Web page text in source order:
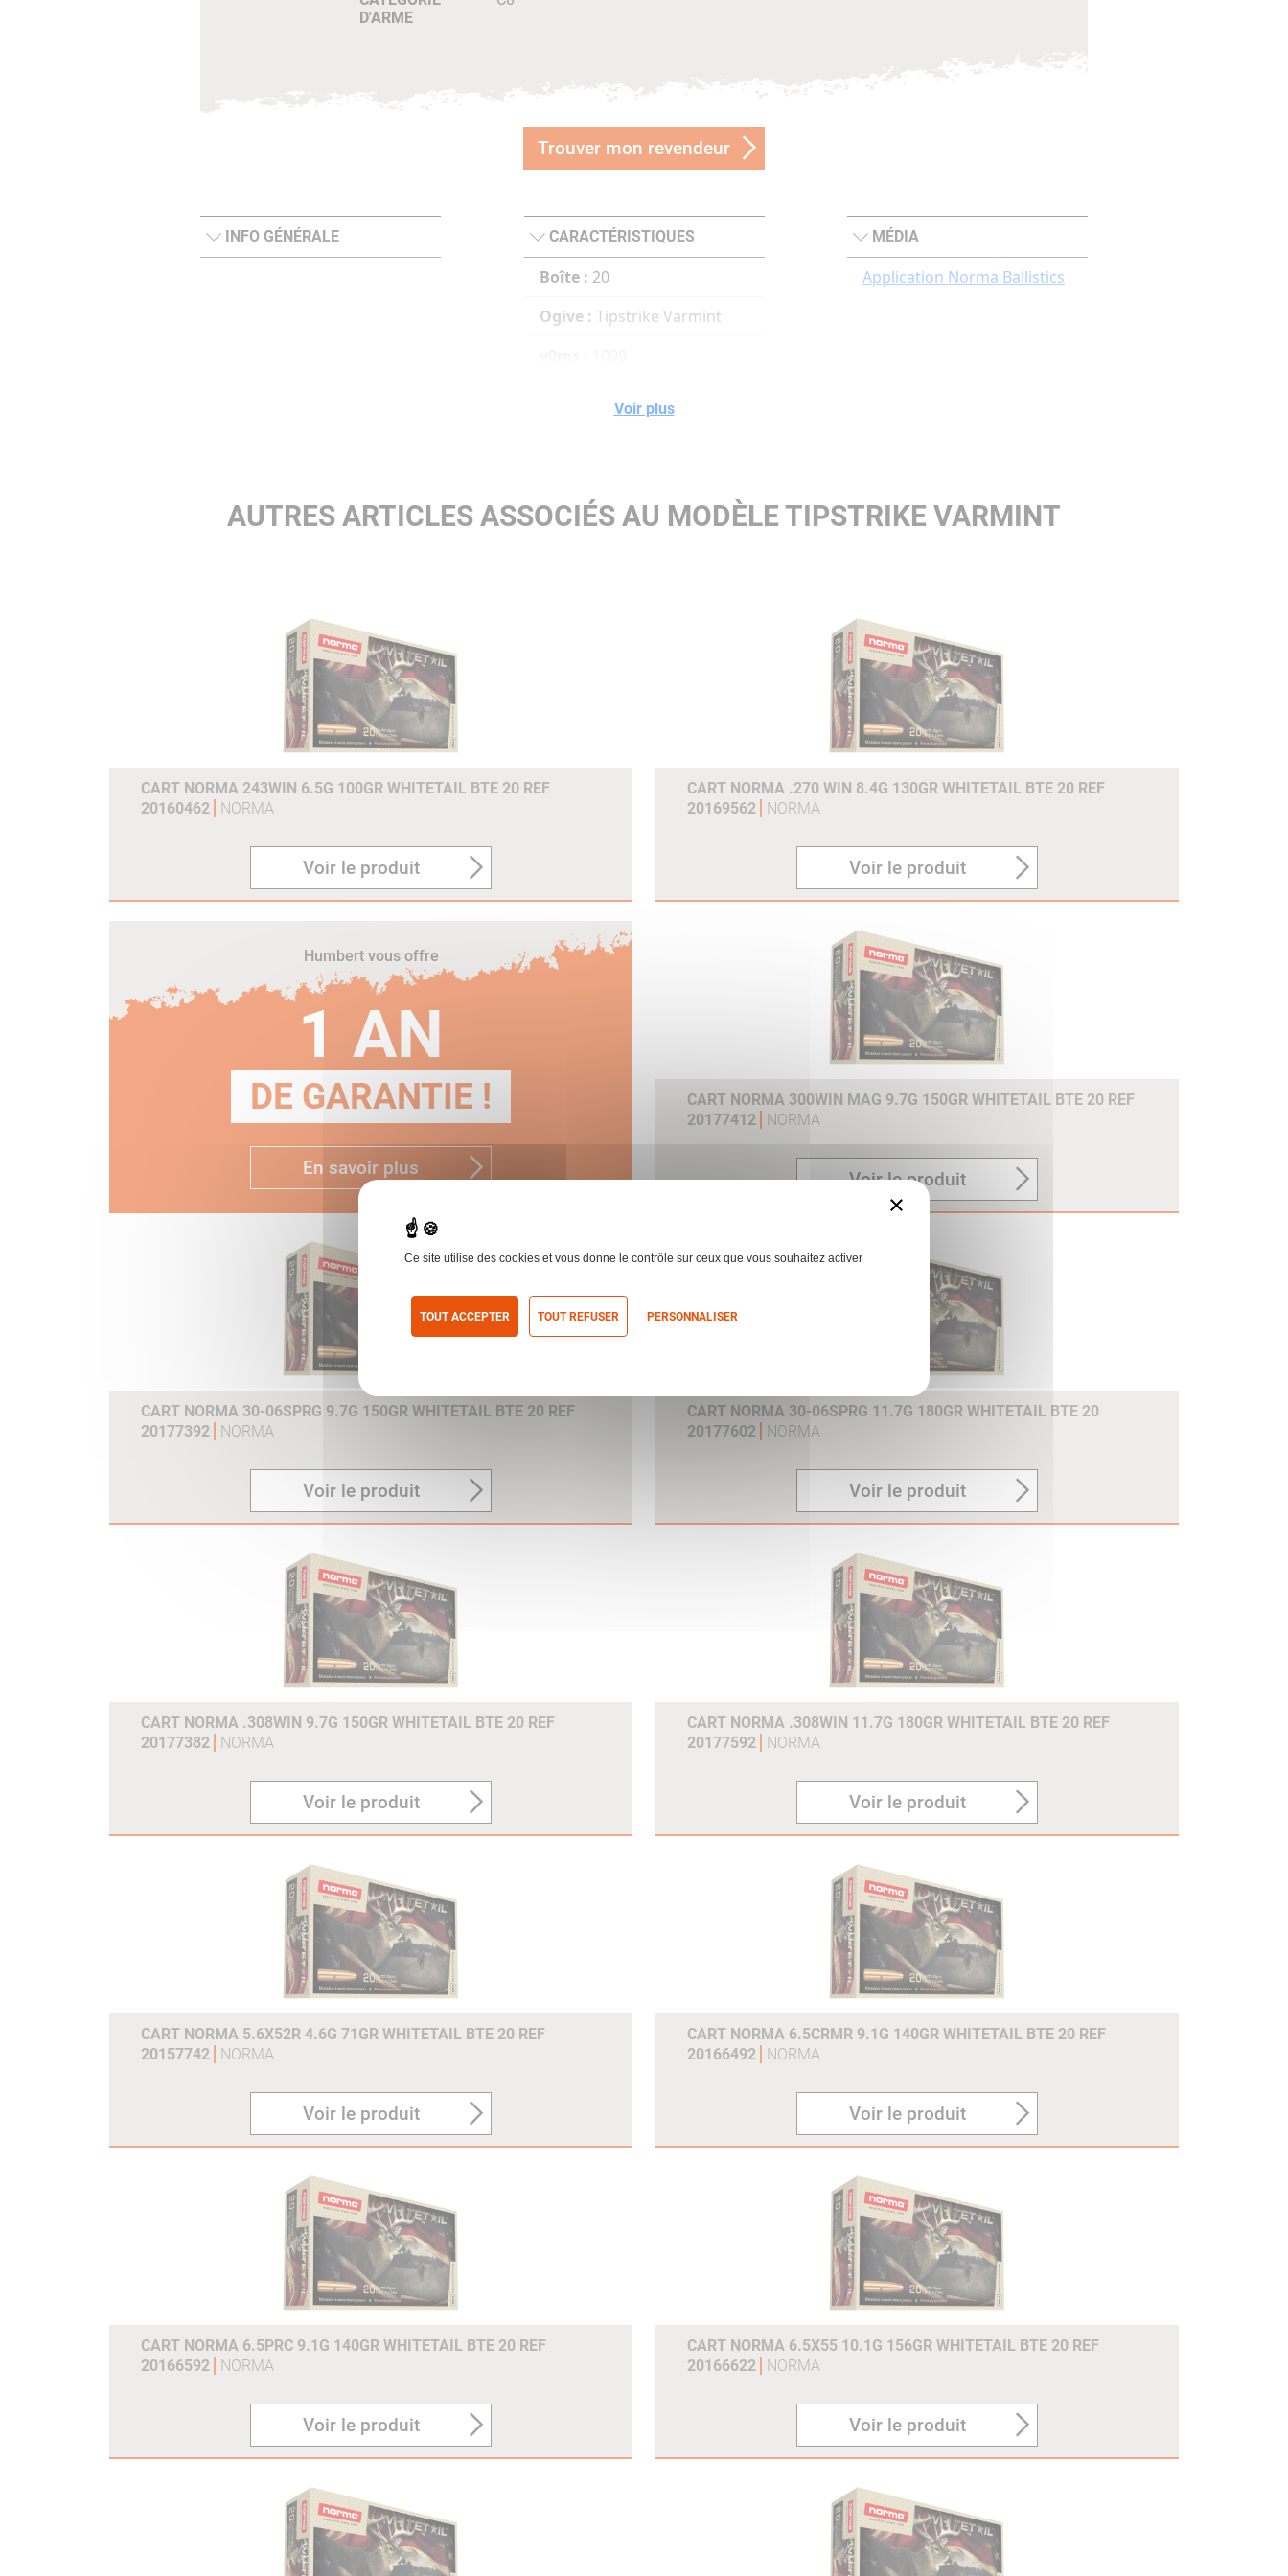
D'ARME
Trouver mon revendeur
INFO GÉNÉRALE CARACTÉRISTIQUES
Boîte : 20
Ogive : Tipstrike Varmint
e0joulesm :2139 2139
MÉDIA
Application Norma Ballistics
Voir plus
AUTRES ARTICLES ASSOCIÉS AU MODÈLE TIPSTRIKE VARMINT
CART NORMA 243WIN 6.5G 100GR WHITETAIL BTE 20 REF
20160462
NORMA
Voir le produit
CART NORMA .270 WIN 8.4G 130GR WHITETAIL BTE 20 REF
20169562
NORMA
Voir le produit
Humbert vous offre
1 AN
DE GARANTIE !
En savoir plus
CART NORMA 300WIN MAG 9.7G 150GR WHITETAIL BTE 20 REF
20177412
NORMA
Voir le produit
CART NORMA 30-06SPRG 9.7G 150GR WHITETAIL BTE 20 REF
20177392
NORMA
Voir le produit
CART NORMA 30-06SPRG 11.7G 180GR WHITETAIL BTE 20
20177602
NORMA
Voir le produit
CART NORMA .308WIN 9.7G 150GR WHITETAIL BTE 20 REF
20177382
NORMA
Voir le produit
CART NORMA .308WIN 11.7G 180GR WHITETAIL BTE 20 REF
20177592
NORMA
Voir le produit
CART NORMA 5.6X52R 4.6G 71GR WHITETAIL BTE 20 REF
20157742
NORMA
Voir le produit
CART NORMA 6.5CRMR 9.1G 140GR WHITETAIL BTE 20 REF
20166492
NORMA
Voir le produit
CART NORMA 6.5PRC 9.1G 140GR WHITETAIL BTE 20 REF
20166592
NORMA
Voir le produit
CART NORMA 6.5X55 10.1G 156GR WHITETAIL BTE 20 REF
20166622
NORMA
Voir le produit
×
Ce site utilise des cookies et vous donne le contrôle sur ceux que vous souhaitez activer
TOUT ACCEPTER TOUT REFUSER PERSONNALISER